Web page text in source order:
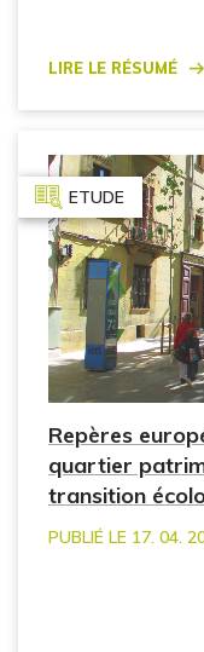
Lire le résumé
ETUDE
Repères
quartier
transition
PUBLIÉ LE 17. 04.